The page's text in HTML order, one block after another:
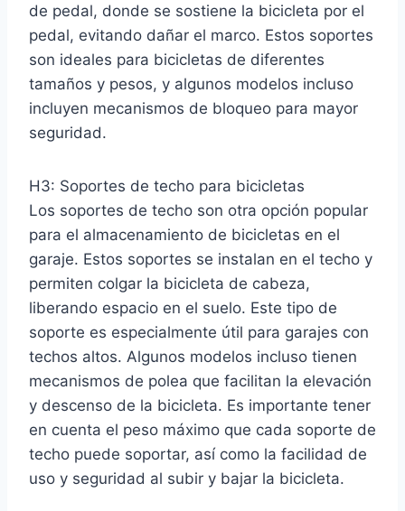
de pedal, donde se sostiene la bicicleta por el
pedal, evitando dañar el marco. Estos soportes
son ideales para bicicletas de diferentes
tamaños y pesos, y algunos modelos incluso
incluyen mecanismos de bloqueo para mayor
seguridad.
H3: Soportes de techo para bicicletas
Los soportes de techo son otra opción popular
para el almacenamiento de bicicletas en el
garaje. Estos soportes se instalan en el techo y
permiten colgar la bicicleta de cabeza,
liberando espacio en el suelo. Este tipo de
soporte es especialmente útil para garajes con
techos altos. Algunos modelos incluso tienen
mecanismos de polea que facilitan la elevación
y descenso de la bicicleta. Es importante tener
en cuenta el peso máximo que cada soporte de
techo puede soportar, así como la facilidad de
uso y seguridad al subir y bajar la bicicleta.